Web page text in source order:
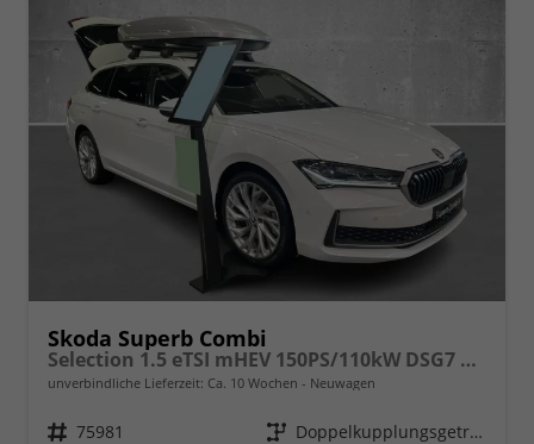
Skoda Superb Combi
Selection 1.5 eTSI mHEV 150PS/110kW DSG7 2026
unverbindliche Lieferzeit: Ca. 10 Wochen Neuwagen
Fahrzeugnr. 75981 Getriebe
Doppelkupplungsgetriebe (DSG)